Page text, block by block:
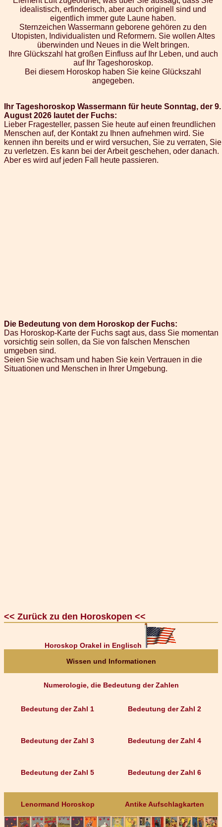
idealistisch, erfinderisch, aber auch originell sind und
eigentlich immer gute Laune haben.
Sternzeichen Wassermann geborene gehören zu den
Utopisten, Individualisten und Reformern. Sie wollen Altes
überwinden und Neues in die Welt bringen.
Ihre Glückszahl hat großen Einfluss auf Ihr Leben, und auch
auf Ihr Tageshoroskop.
Bei diesem Horoskop haben Sie keine Glückszahl
angegeben.
Ihr Tageshoroskop Wassermann für heute Sonntag, der 9.
August 2026 lautet der Fuchs:
Lieber Fragesteller, passen Sie heute auf einen freundlichen
Menschen auf, der Kontakt zu Ihnen aufnehmen wird. Sie
kennen ihn bereits und er wird versuchen, Sie zu verraten, Sie
zu verletzen. Es kann bei der Arbeit geschehen, oder danach.
Aber es wird auf jeden Fall heute passieren.
Die Bedeutung von dem Horoskop der Fuchs:
Das Horoskop-Karte der Fuchs sagt aus, dass Sie momentan
vorsichtig sein sollen, da Sie von falschen Menschen
umgeben sind.
Seien Sie wachsam und haben Sie kein Vertrauen in die
Situationen und Menschen in Ihrer Umgebung.
<< Zurück zu den Horoskopen <<
Horoskop Orakel in Englisch
Wissen und Informationen
Numerologie, die Bedeutung der Zahlen
Bedeutung der Zahl 1
Bedeutung der Zahl 3
Bedeutung der Zahl 5
Bedeutung der Zahl 2
Bedeutung der Zahl 4
Bedeutung der Zahl 6
Lenormand Horoskop Antike Aufschlagkarten